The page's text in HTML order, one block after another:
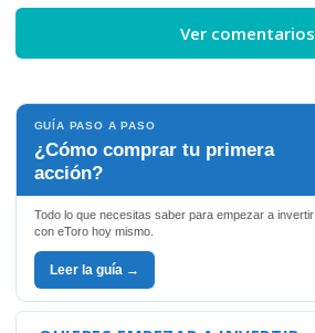
Ver comentarios
GUÍA PASO A PASO
¿Cómo comprar tu primera
acción?
Todo lo que necesitas saber para empezar a invertir
con eToro hoy mismo.
Leer la guía →